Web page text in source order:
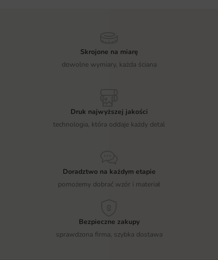
Skrojone na miarę
dowolne wymiary, każda ściana
Druk najwyższej jakości
technologia, która oddaje każdy detal
Doradztwo na każdym etapie
pomożemy dobrać wzór i materiał
Bezpieczne zakupy
sprawdzona firma, szybka dostawa